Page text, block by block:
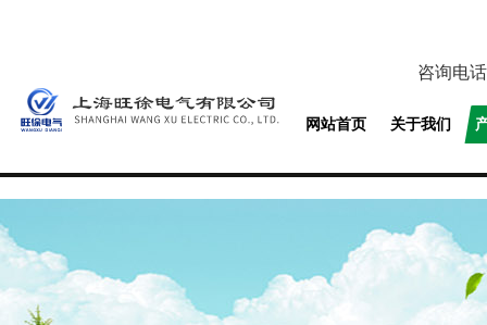
咨询电
网站首页 关于我们